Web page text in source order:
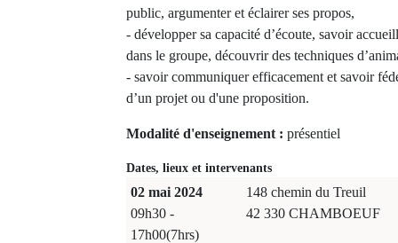
public, argumenter et éclairer ses propos,
- développer sa capacité d’écoute, savoir
dans le groupe, découvrir des techniques
- savoir communiquer efficacement et savoir
d’un projet ou d'une proposition.
Modalité d'enseignement : présentiel
Dates, lieux et intervenants
02 mai 2024
09h30 -
17h00(7hrs)
148 chemin du Treuil
42 330 CHAMBOEUF